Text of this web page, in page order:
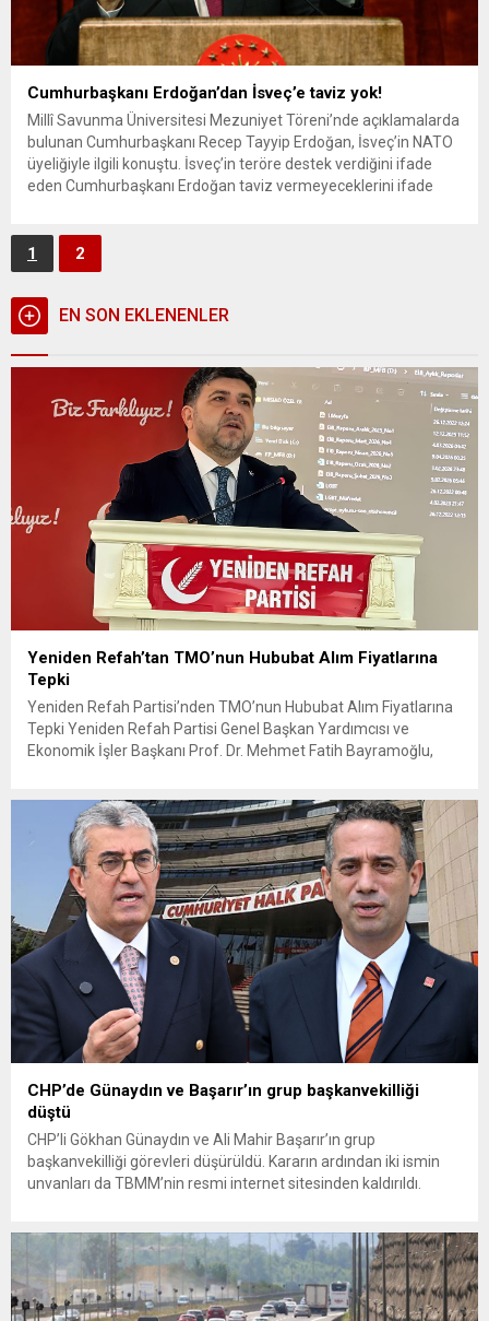
Cumhurbaşkanı Erdoğan’dan İsveç’e taviz yok!
Millî Savunma Üniversitesi Mezuniyet Töreni’nde açıklamalarda
bulunan Cumhurbaşkanı Recep Tayyip Erdoğan, İsveç’in NATO
üyeliğiyle ilgili konuştu. İsveç’in teröre destek verdiğini ifade
eden Cumhurbaşkanı Erdoğan taviz vermeyeceklerini ifade
Kurmay Eğitimi ve 12. Dönem Karargah Subaylığı...
1 2
EN SON EKLENENLER
Yeniden Refah’tan TMO’nun Hububat Alım Fiyatlarına
Tepki
Yeniden Refah Partisi’nden TMO’nun Hububat Alım Fiyatlarına
Tepki Yeniden Refah Partisi Genel Başkan Yardımcısı ve
Ekonomik İşler Başkanı Prof. Dr. Mehmet Fatih Bayramoğlu,
fiyatların çiftçinin artan maliyetlerini karşılamaktan uzak
olduğunu savunarak fiyatların yeniden değerlendirilmesi
çağrısında...
CHP’de Günaydın ve Başarır’ın grup başkanvekilliği
düştü
CHP’li Gökhan Günaydın ve Ali Mahir Başarır’ın grup
başkanvekilliği görevleri düşürüldü. Kararın ardından iki ismin
unvanları da TBMM’nin resmi internet sitesinden kaldırıldı.
çıkarma cezası uygulanmak üzere Yüksek Disiplin Kurulu’na
(YDK) sevk edilen ve partideki tüm görevlerinden...